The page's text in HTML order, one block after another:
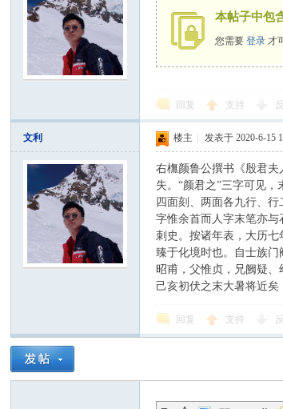
本帖子中包
您需要登录 才
回复 支持
文利 楼主 发表于 2020-6-15
右橅颜鲁公撰书《殷君
失。“颜君之”三字可见
四面刻、两面各九行、
字惟余首而人字末笔亦与
刺史。按诸年表，大历
臻于化境时也。自士族
昭甫，父惟贞，兄阙疑
己亥初伏之末大暑将近矣
回复 支持